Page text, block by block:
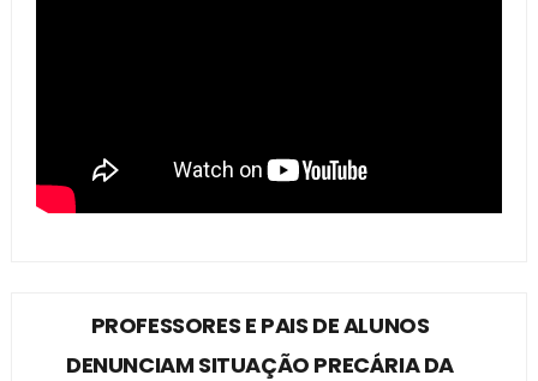
PROFESSORES E PAIS DE ALUNOS
DENUNCIAM SITUAÇÃO PRECÁRIA DA